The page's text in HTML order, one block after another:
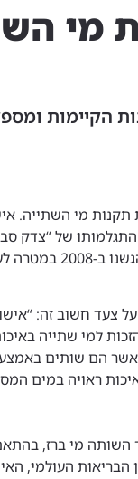
מי
הקיימות
מי השתייה.
של “צדק
וחברתי” אליו אנו שואפים. התקנות נחתמו
צעד חשוב זה:
למי שתייה
הם שותים
ראויה במים
השותה מי ברז,
הבריאות העולמי,